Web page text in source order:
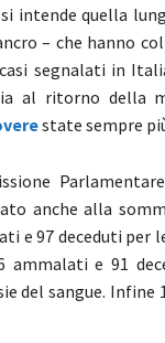
si intende quella
– che hanno
segnalati in
al ritorno della
state sempre
anche alla
e 97 deceduti per
e 91
del sangue. Infine